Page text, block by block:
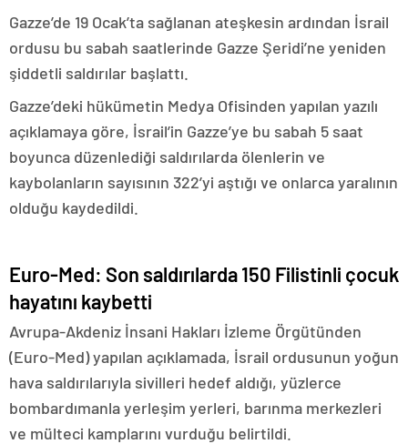
Gazze’de 19 Ocak’ta sağlanan ateşkesin ardından İsrail
ordusu bu sabah saatlerinde Gazze Şeridi’ne yeniden
şiddetli saldırılar başlattı.
Gazze’deki hükümetin Medya Ofisinden yapılan yazılı
açıklamaya göre, İsrail’in Gazze’ye bu sabah 5 saat
boyunca düzenlediği saldırılarda ölenlerin ve
kaybolanların sayısının 322’yi aştığı ve onlarca yaralının
olduğu kaydedildi.
Euro-Med: Son saldırılarda 150 Filistinli çocuk
hayatını kaybetti
Avrupa-Akdeniz İnsani Hakları İzleme Örgütünden
(Euro-Med) yapılan açıklamada, İsrail ordusunun yoğun
hava saldırılarıyla sivilleri hedef aldığı, yüzlerce
bombardımanla yerleşim yerleri, barınma merkezleri
ve mülteci kamplarını vurduğu belirtildi.